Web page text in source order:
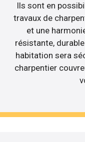
Ils sont en
travaux de
et une
résistante,
habitation sera
charpentier